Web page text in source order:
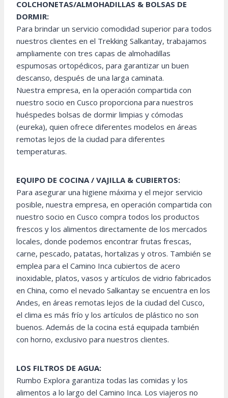
COLCHONETAS/ALMOHADILLAS & BOLSAS DE
DORMIR:
Para brindar un servicio comodidad superior para todos
nuestros clientes en el Trekking Salkantay, trabajamos
ampliamente con tres capas de almohadillas
espumosas ortopédicos, para garantizar un buen
descanso, después de una larga caminata.
Nuestra empresa, en la operación compartida con
nuestro socio en Cusco proporciona para nuestros
huéspedes bolsas de dormir limpias y cómodas
(eureka), quien ofrece diferentes modelos en áreas
remotas lejos de la ciudad para diferentes
temperaturas.
EQUIPO DE COCINA / VAJILLA & CUBIERTOS:
Para asegurar una higiene máxima y el mejor servicio
posible, nuestra empresa, en operación compartida con
nuestro socio en Cusco compra todos los productos
frescos y los alimentos directamente de los mercados
locales, donde podemos encontrar frutas frescas,
carne, pescado, patatas, hortalizas y otros. También se
emplea para el Camino Inca cubiertos de acero
inoxidable, platos, vasos y artículos de vidrio fabricados
en China, como el nevado Salkantay se encuentra en los
Andes, en áreas remotas lejos de la ciudad del Cusco,
el clima es más frío y los artículos de plástico no son
buenos. Además de la cocina está equipada también
con horno, exclusivo para nuestros clientes.
LOS FILTROS DE AGUA:
Rumbo Explora garantiza todas las comidas y los
alimentos a lo largo del Camino Inca. Los viajeros no